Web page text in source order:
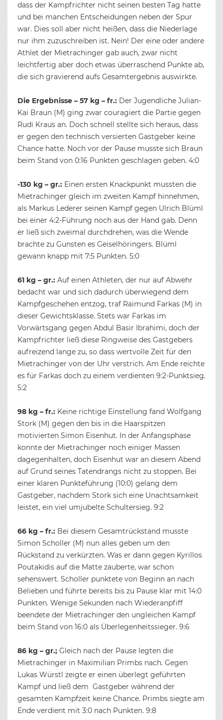
dass der Kampfrichter nicht seinen besten Tag hatte
und bei manchen Entscheidungen neben der Spur
war. Dies soll aber nicht heißen, dass die Niederlage
nur ihm zuzuschreiben ist. Nein! Der eine oder andere
Athlet der Mietrachinger gab auch, zwar nicht
leichtfertig aber doch etwas überraschend Punkte ab,
die sich gravierend aufs Gesamtergebnis auswirkte.
Die Ergebnisse – 57 kg – fr.: Der Jugendliche Julian-
Kai Braun (M) ging zwar couragiert die Partie gegen
Rudi Kraus an. Doch schnell stellte sich heraus, dass
er gegen den technisch versierten Gastgeber keine
Chance hatte. Noch vor der Pause musste sich Braun
beim Stand von 0:16 Punkten geschlagen geben. 4:0
-130 kg – gr.: Einen ersten Knackpunkt mussten die
Mietrachinger gleich im zweiten Kampf hinnehmen,
als Markus Lederer seinen Kampf gegen Ulrich Blüml
bei einer 4:2-Führung noch aus der Hand gab. Denn
er ließ sich zweimal durchdrehen, was die Wende
brachte zu Gunsten es Geiselhöringers. Blüml
gewann knapp mit 7:5 Punkten. 5:0
61 kg – gr.: Auf einen Athleten, der nur auf Abwehr
bedacht war und sich dadurch überwiegend dem
Kampfgeschehen entzog, traf Raimund Farkas (M) in
dieser Gewichtsklasse. Stets war Farkas im
Vorwärtsgang gegen Abdul Basir Ibrahimi, doch der
Kampfrichter ließ diese Ringweise des Gastgebers
aufreizend lange zu, so dass wertvolle Zeit für den
Mietrachinger von der Uhr verstrich. Am Ende reichte
es für Farkas doch zu einem verdienten 9:2-Punktsieg.
5:2
98 kg – fr.: Keine richtige Einstellung fand Wolfgang
Stork (M) gegen den bis in die Haarspitzen
motivierten Simon Eisenhut. In der Anfangsphase
konnte der Mietrachinger noch einiger Massen
dagegenhalten, doch Eisenhut war an diesem Abend
auf Grund seines Tatendrangs nicht zu stoppen. Bei
einer klaren Punkteführung (10:0) gelang dem
Gastgeber, nachdem Stork sich eine Unachtsamkeit
leistet, ein viel umjubelte Schultersieg. 9:2
66 kg – fr.: Bei diesem Gesamtrückstand musste
Simon Scholler (M) nun alles geben um den
Rückstand zu verkürzten. Was er dann gegen Kyrillos
Poutakidis auf die Matte zauberte, war schon
sehenswert. Scholler punktete von Beginn an nach
Belieben und führte bereits bis zu Pause klar mit 14:0
Punkten. Wenige Sekunden nach Wiederanpfiff
beendete der Mietrachinger den ungleichen Kampf
beim Stand von 16:0 als Überlegenheitssieger. 9:6
86 kg – gr.; Gleich nach der Pause legten die
Mietrachinger in Maximilian Primbs nach. Gegen
Lukas Würstl zeigte er einen überlegt geführten
Kampf und ließ dem Gastgeber während der
gesamten Kampfzeit keine Chance. Primbs siegte am
Ende verdient mit 3:0 nach Punkten. 9:8